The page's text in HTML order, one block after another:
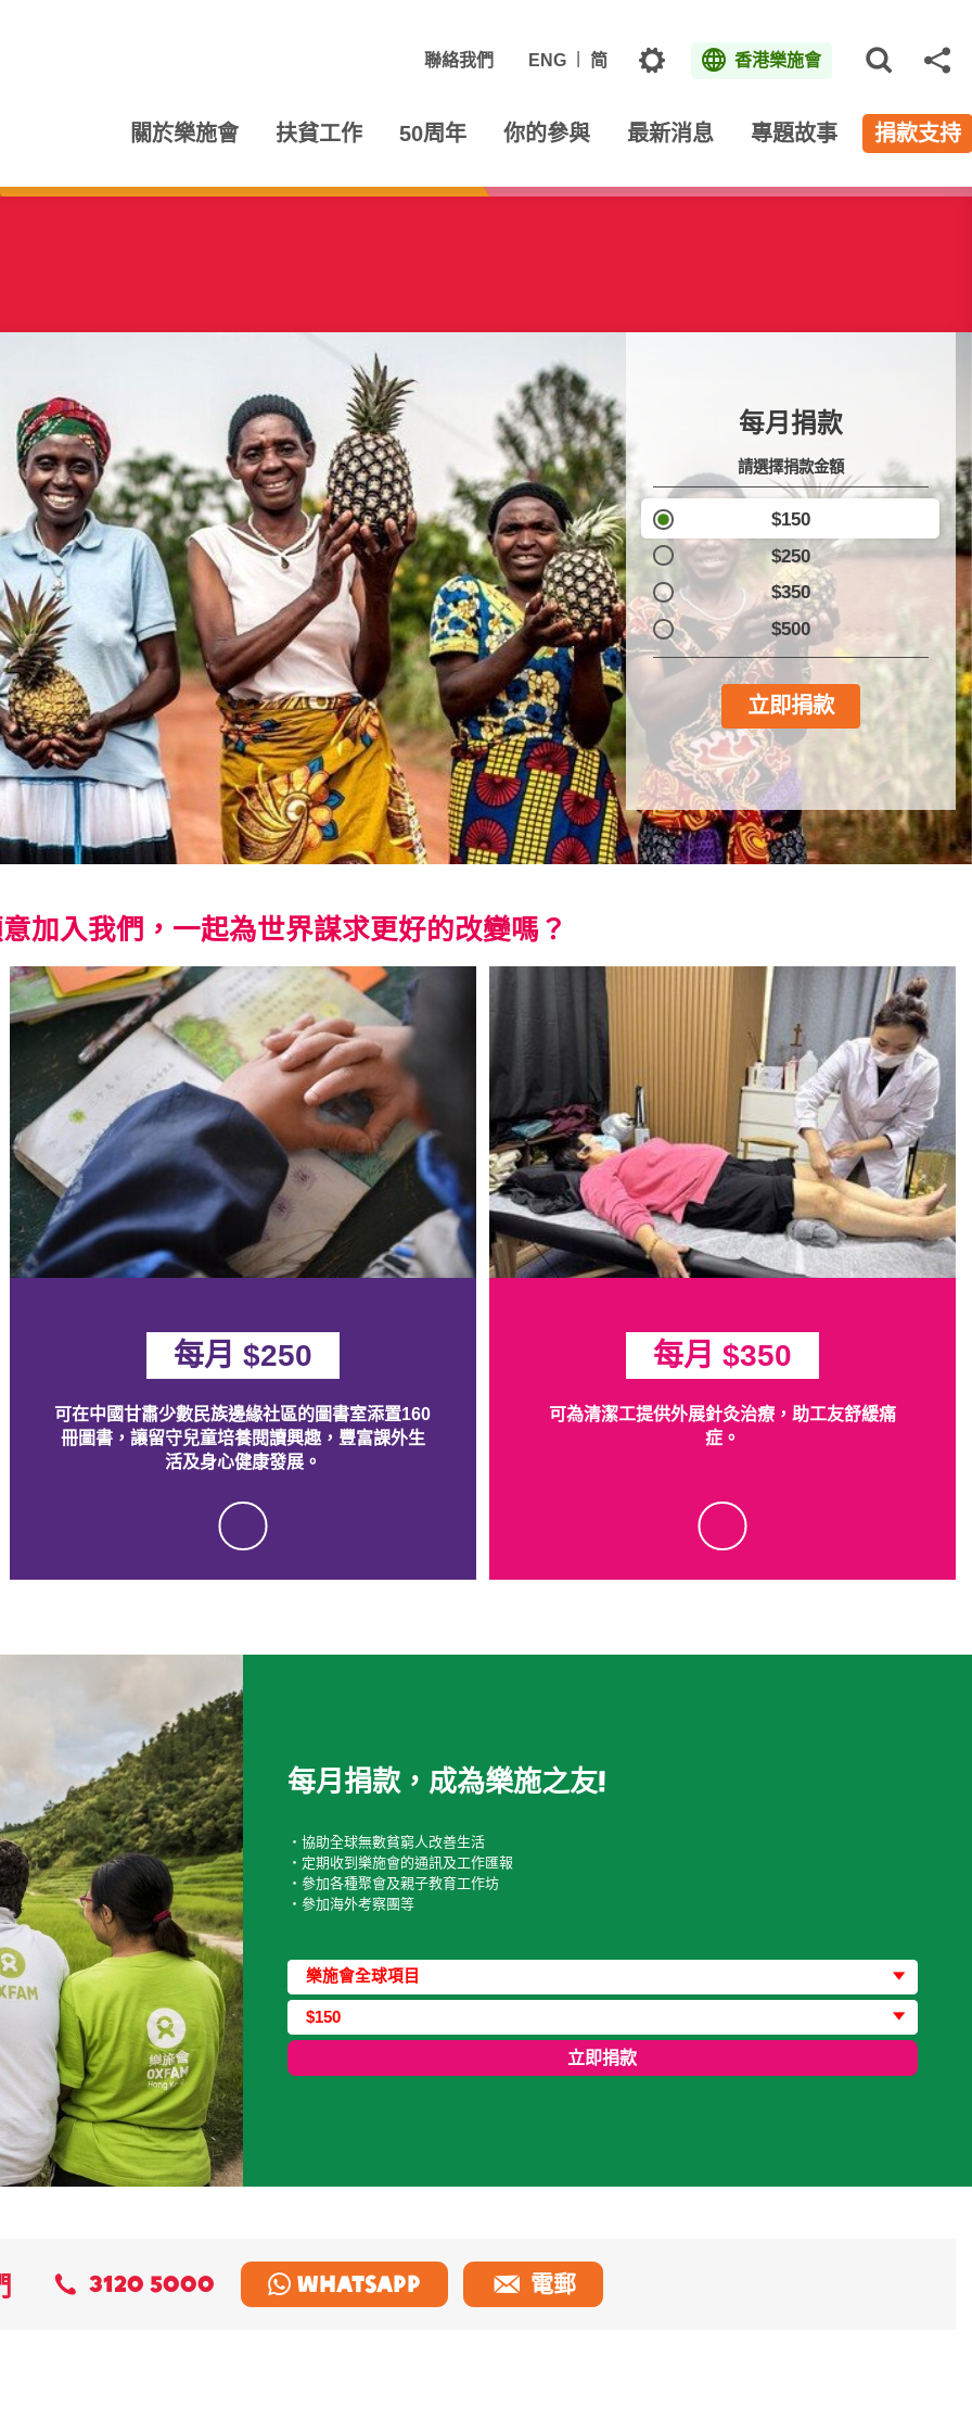
聯絡我們 ENG 简 主題 香港樂施會
關於樂施會 扶貧工作 50周年 你的參與 最新消息 專題故事 捐款支持
每月捐款
請選擇捐款金額
$150
$250
$350
$500
立即捐款
加入我們，一起為世界謀求更好的改變嗎？
每月 $250
可在中國甘肅少數民族邊緣社區的圖書室添置160
冊圖書，讓留守兒童培養閱讀興趣，豐富課外生
活及身心健康發展。
tick
每月 $350
可為清潔工提供外展針灸治療，助工友舒緩痛
症。
tick
每月捐款，成為樂施之友!
‧協助全球無數貧窮人改善生活
‧定期收到樂施會的通訊及工作匯報
‧參加各種聚會及親子教育工作坊
‧參加海外考察團等
捐款類型
樂施會全球項目
捐款金額
$150
立即捐款
3120 5000 Whatsapp 電郵